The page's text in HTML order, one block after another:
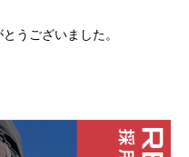
うございました。